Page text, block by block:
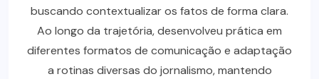
buscando contextualizar os fatos de forma clara.
Ao longo da trajetória, desenvolveu prática em
diferentes formatos de comunicação e adaptação
a rotinas diversas do jornalismo, mantendo